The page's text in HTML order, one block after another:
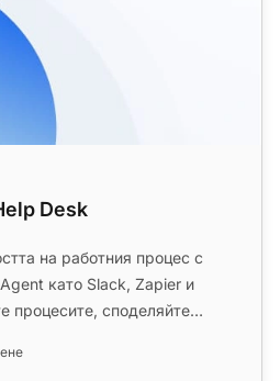
Desk
на работния процес с
като Slack, Zapier и
процесите, споделяйте